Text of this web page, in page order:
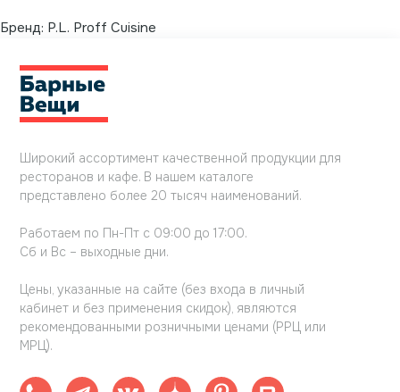
Бренд: P.L. Proff Cuisine
Широкий ассортимент качественной продукции для
ресторанов и кафе. В нашем каталоге
представлено более 20 тысяч наименований.
Работаем по Пн-Пт с 09:00 до 17:00.
Сб и Вс – выходные дни.
Цены, указанные на сайте (без входа в личный
кабинет и без применения скидок), являются
рекомендованными розничными ценами (РРЦ или
МРЦ).